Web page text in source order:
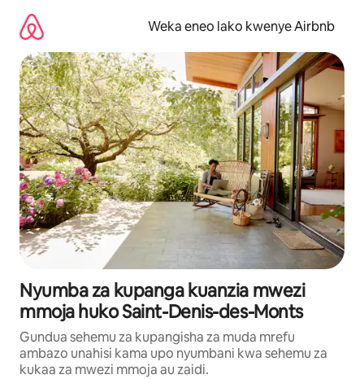
kwenda
kwenye
maudhui
Weka eneo lako kwenye Airbnb
Nyumba za kupanga kuanzia mwezi
mmoja huko Saint-Denis-des-Monts
Gundua sehemu za kupangisha za muda mrefu
ambazo unahisi kama upo nyumbani kwa sehemu za
kukaa za mwezi mmoja au zaidi.